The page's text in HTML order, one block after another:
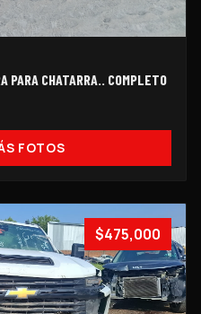
PARA CHATARRA.. COMPLETO
FOTOS
$475,000